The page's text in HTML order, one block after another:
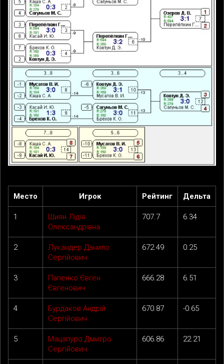
Место Игрок Рейтинг Дельта
1
Шиян Лідія
Олександрівна
707.7 6.34
2
Лукандер Данило
Сергійович
672.49 0.25
3
Папенко Євген
Євгенович
666.28 6.51
4
Бурдаков Андрій
Сергійович
670.87 -0.65
5
Мацапуро Дмитро
Сергійович
606.86 22.21